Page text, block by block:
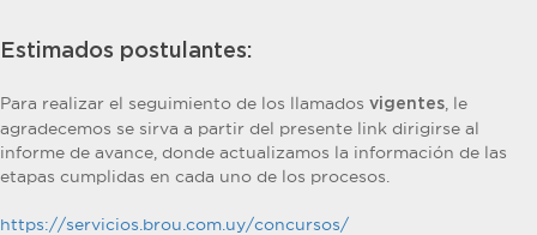
Estimados postulantes:
Para realizar el seguimiento de los llamados vigentes , le
agradecemos se sirva a partir del presente link dirigirse al
informe de avance, donde actualizamos la información de las
etapas cumplidas en cada uno de los procesos.
https://servicios.brou.com.uy/concursos/